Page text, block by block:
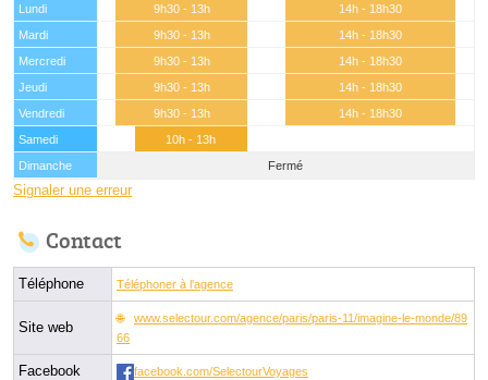
Lundi 9h30 - 13h
14h - 18h30
Mardi
9h30 - 13h
14h - 18h30
Mercredi
9h30 - 13h
14h - 18h30
Jeudi
9h30 - 13h
14h - 18h30
Vendredi
9h30 - 13h
14h - 18h30
Samedi
10h - 13h
Dimanche
Fermé
Signaler une erreur
Contact
Téléphone Téléphoner à l'agence
Site web
www.selectour.com/agence/paris/paris-11/imagine-le-monde/89
66
Facebook facebook.com/SelectourVoyages